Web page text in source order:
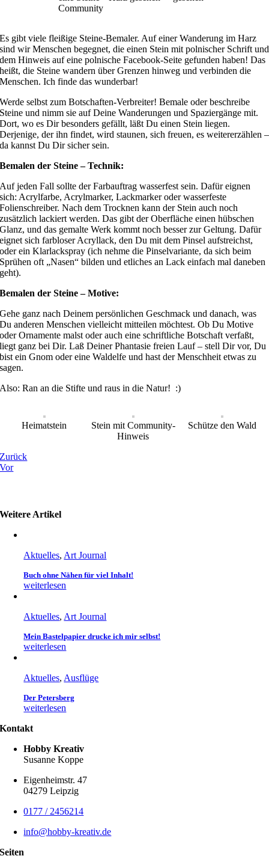
Community
Es gibt viele fleißige Steine-Bemaler. Auf einer Wanderung im Harz
sind wir Menschen begegnet, die einen Stein mit polnischer Schrift und
dem Hinweis auf eine polnische Facebook-Seite gefunden haben! Das
heißt, die Steine wandern über Grenzen hinweg und verbinden die
Menschen. Ich finde das wunderbar!
Werde selbst zum Botschaften-Verbreiter! Bemale oder beschreibe
Steine und nimm sie auf Deine Wanderungen und Spaziergänge mit.
Dort, wo es Dir besonders gefällt, läßt Du einen Stein liegen.
Derjenige, der ihn findet, wird staunen, sich freuen, es weitererzählen –
da kannst Du Dir sicher sein.
Bemalen der Steine – Technik:
Auf jeden Fall sollte der Farbauftrag wasserfest sein. Dafür eignen
sich: Acrylfarbe, Acrylmarker, Lackmarker oder wasserfeste
Folienschreiber. Nach dem Trocknen kann der Stein auch noch
zusätzlich lackiert werden. Das gibt der Oberfläche einen hübschen
Glanz, und das gemalte Werk kommt noch besser zur Geltung. Dafür
eignet sich farbloser Acryllack, den Du mit dem Pinsel aufstreichst,
oder ein Klarlackspray (ich nehme die Pinselvariante, da sich beim
Sprühen oft „Nasen“ bilden und etliches an Lack einfach mal daneben
geht).
Bemalen der Steine – Motive:
Gehe ganz nach Deinem persönlichen Geschmack und danach, was
Du anderen Menschen vielleicht mitteilen möchtest. Ob Du Motive
oder Ornamente malst oder auch eine schriftliche Botschaft verfaßt,
liegt ganz bei Dir. Laß Deiner Phantasie freien Lauf – stell Dir vor, Du
bist ein Gnom oder eine Waldelfe und hast der Menschheit etwas zu
sagen.
Also: Ran an die Stifte und raus in die Natur! :)
Heimatstein
Stein mit Community-
Hinweis
Schütze den Wald
Zurück
Vor
Weitere Artikel
Aktuelles, Art Journal
Buch ohne Nähen für viel Inhalt!
weiterlesen
Aktuelles, Art Journal
Mein Bastelpapier drucke ich mir selbst!
weiterlesen
Aktuelles, Ausflüge
Der Petersberg
weiterlesen
Kontakt
Hobby Kreativ
Susanne Koppe
Eigenheimstr. 47
04279 Leipzig
0177 / 2456214
info@hobby-kreativ.de
Seiten